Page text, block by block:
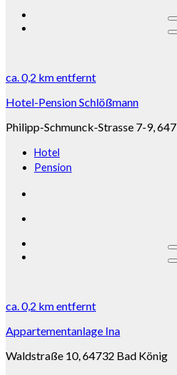
ca.0,2 kmentfernt
Hotel-Pension Schlößmann
Philipp-Schmunck-Strasse 7-9,
Hotel
Pension
ca.0,2 kmentfernt
Appartementanlage Ina
Waldstraße 10, 64732 Bad König